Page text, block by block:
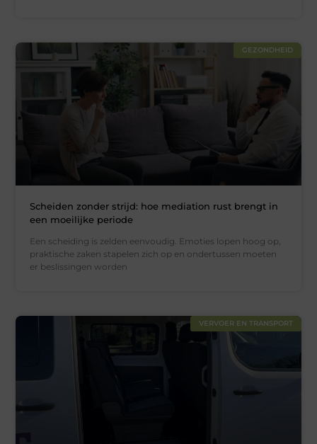
GEZONDHEID
Scheiden zonder strijd: hoe mediation rust brengt in
een moeilijke periode
Een scheiding is zelden eenvoudig. Emoties lopen hoog op,
praktische zaken stapelen zich op en ondertussen moeten
er beslissingen worden
VERVOER EN TRANSPORT